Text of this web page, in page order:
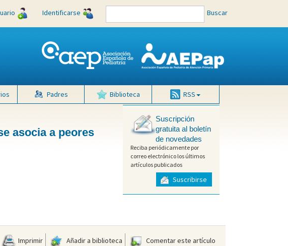
Identificarse Buscar
Padres Biblioteca RSS
asocia a peores
Suscripción
gratuita al boletín
de novedades
Reciba periódicamente por
correo electrónico los últimos
artículos publicados
Suscribirse
Imprimir Añadir a biblioteca Comentar este artículo